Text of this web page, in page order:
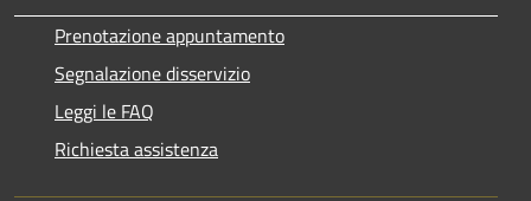
Prenotazione appuntamento
Segnalazione disservizio
Leggi le FAQ
Richiesta assistenza